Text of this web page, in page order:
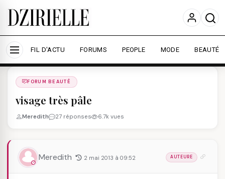
Nous utilisons des cookies pour améliorer votre
expérience et mesurer l'audience.
En savoir plus
Accepter tout Personnaliser
FIL D'ACTU FORUMS PEOPLE MODE BEAUTÉ
Forums
FORUM BEAUTÉ
visage très pâle
Meredith 27 réponses 6.7k vues
Meredith 2 mai 2013 à 09:52 AUTEURE